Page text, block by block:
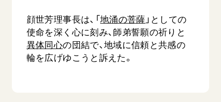
SGIピースサイト
SOKA PICKS すべて見る
顔世芳理事長は、「 地涌の菩薩 」としての
使命を深く心に刻み、師弟誓願の祈りと
異体同心の団結で、地域に信頼と共感の
輪を広げゆこうと訴えた。